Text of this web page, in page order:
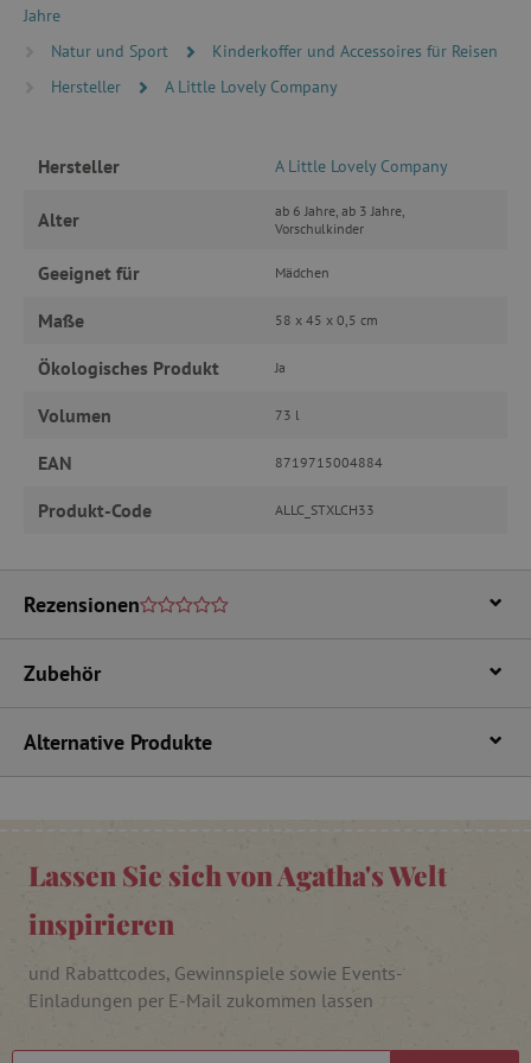
Jahre
Natur und Sport
Kinderkoffer und Accessoires für Reisen
Hersteller
A Little Lovely Company
Hersteller A Little Lovely Company
Alter
ab 6 Jahre, ab 3 Jahre,
Vorschulkinder
Geeignet für Mädchen
Maße 58 x 45 x 0,5 cm
Ökologisches Produkt Ja
Volumen 73 l
EAN 8719715004884
Produkt-Code ALLC_STXLCH33
Rezensionen
Zubehör
Alternative Produkte
Lassen Sie sich von Agatha's Welt
inspirieren
und Rabattcodes, Gewinnspiele sowie Events-
Einladungen per E-Mail zukommen lassen
Unbedingt erforderlich
Performance
Benutzeranmeldung und die Kontoverwaltung.
Ohne die unbedingt erforderlichen Cookies
featureFlagIdentifier
.ct.pinterest.com
FPAU .agathaswelt.de
_lb